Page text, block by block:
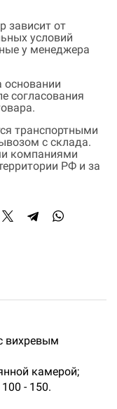
зависит от
условий
у менеджера
основании
согласования
транспортными
с склада.
компаниями
РФ и за
вихревым
камерой;
- 150.